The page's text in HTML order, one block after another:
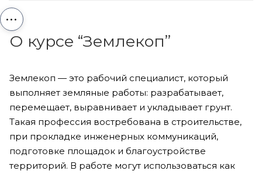
...
О курсе “Землекоп”
Землекоп — это рабочий специалист, который
выполняет земляные работы: разрабатывает,
перемещает, выравнивает и укладывает грунт.
Такая профессия востребована в строительстве,
при прокладке инженерных коммуникаций,
подготовке площадок и благоустройстве
территорий. В работе могут использоваться как